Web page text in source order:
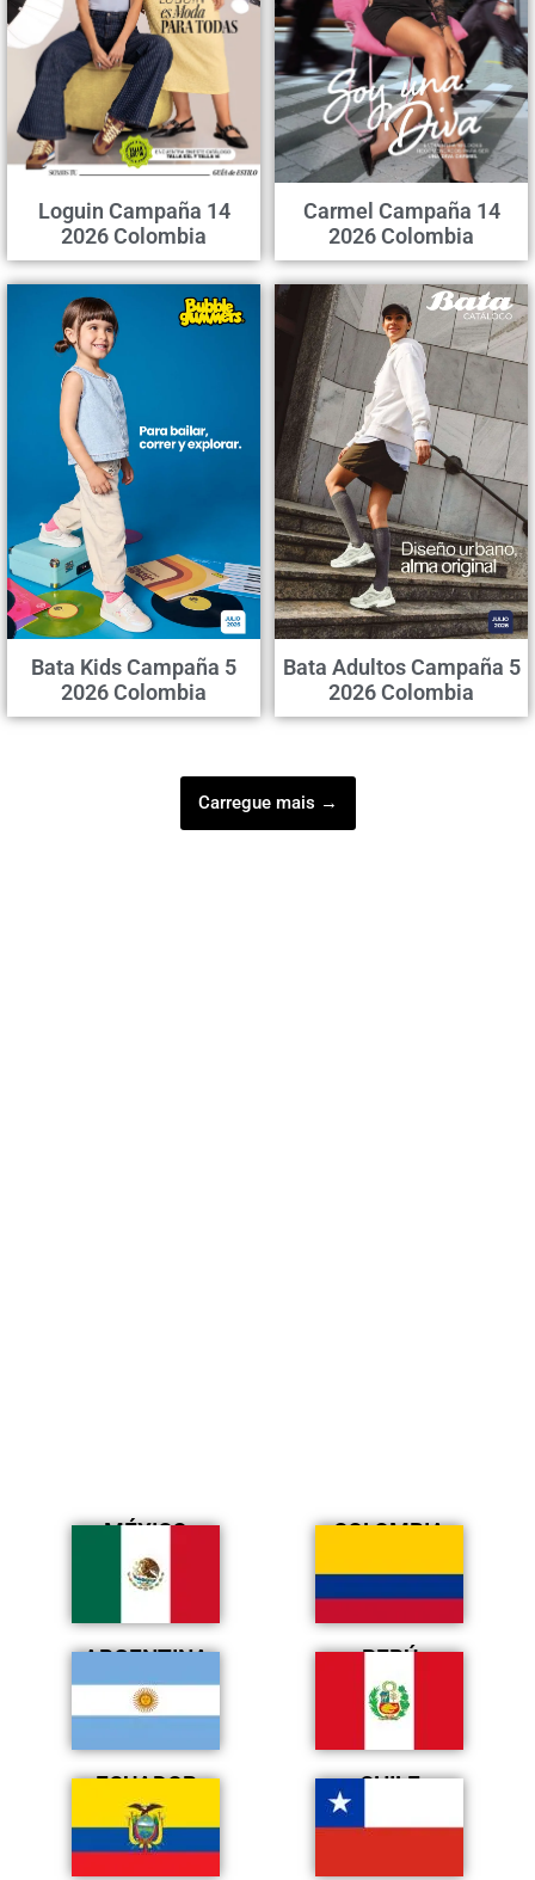
Loguin Campaña 14
2026 Colombia
Carmel Campaña 14
2026 Colombia
Bata Kids Campaña 5
2026 Colombia
Bata Adultos Campaña 5
2026 Colombia
Carregue mais →
MÉXICO COLOMBIA
ARGENTINA PERÚ
ECUADOR CHILE